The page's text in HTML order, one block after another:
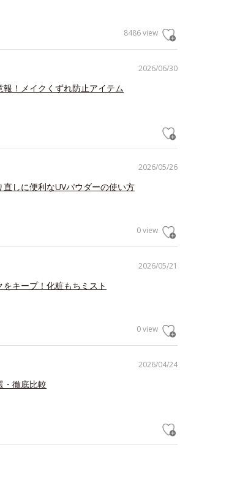
8486 view
2026/06/30
報！メイクくずれ防止アイテム
2026/05/26
しに便利なUVパウダーの使い方
0 view
2026/05/21
キープ！化粧もちミスト
0 view
2026/04/24
・徹底比較